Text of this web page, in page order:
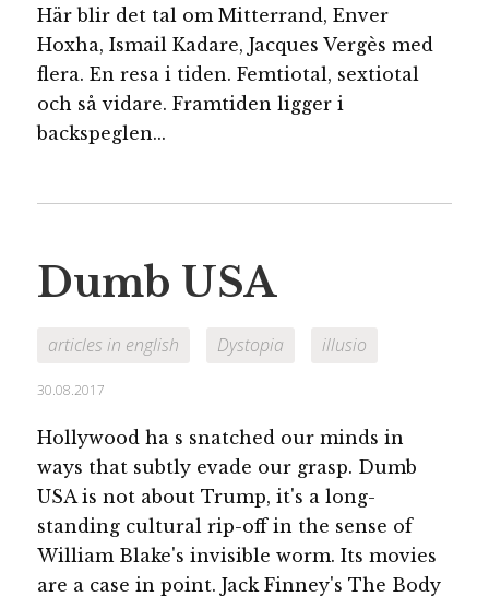
Här blir det tal om Mitterrand, Enver
Hoxha, Ismail Kadare, Jacques Vergès med
flera. En resa i tiden. Femtiotal, sextiotal
och så vidare. Framtiden ligger i
backspeglen...
Dumb USA
articles in english Dystopia illusio
30.08.2017
Hollywood ha s snatched our minds in
ways that subtly evade our grasp. Dumb
USA is not about Trump, it's a long-
standing cultural rip-off in the sense of
William Blake's invisible worm. Its movies
are a case in point. Jack Finney's The Body